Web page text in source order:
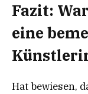
Fazit:
eine
Hat bewiesen,